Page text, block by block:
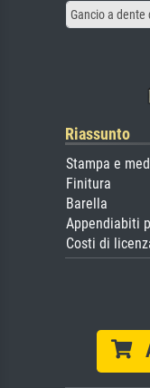
Gancio a dente
Riassunto
Stampa e
Finitura
Barella
Appendiabiti
Costi di